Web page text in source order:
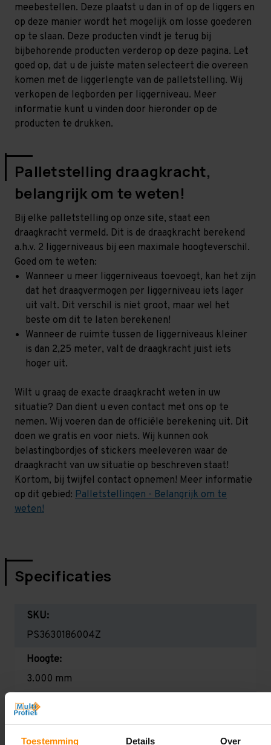
Toestemming Details Over
meebestellen. Deze plaatst u dan in of op de liggers en
op deze manier wordt het mogelijk om losse goederen
op te slaan. Deze producten vindt je terug bij
bijbehorende producten verderop op deze pagina. Let
goed op, dat u de juiste maten selecteert die overeen
komen met de liggerlengte van de palletstelling. Wij
verkopen de legborden per liggerniveau. Meer
informatie kunt u vinden door hieronder op de
producten te drukken.
Palletstelling draagkracht,
belangrijk om te weten!
Bij elke palletstelling op onze site, staat een
draagkracht vermeld. Dit is de draagkracht berekend
a.h.v. 2 liggerniveaus bij een maximale hoogteverschil.
Goed om te weten:
Wanneer u meer liggerniveaus toevoegt, kan het zijn
dat het draagvermogen per liggerniveau iets lager
uit valt. Dit verschil is niet groot, maar wel het
beste om dit te laten berekenen!
Wanneer de ruimte tussen de liggerniveaus kleiner
is dan 2,25 meter, valt de draagkracht juist iets
hoger uit.
Wilt u graag de exacte draagkracht weten in uw
situatie? Dan dient u even contact met ons op te
nemen. Wij voeren dan de officiële berekening uit. Dit
doen we gratis en voor niets. Wij kunnen ook
belastingbordjes of stickers meeleveren waar de
draagkracht van uw situatie op beschreven staat!
Kortom, bij twijfel contact opnemen! Meer informatie
op dit gebied: Palletstellingen - Belangrijk om te
weten!
Specificaties
SKU:
PS3630186004Z
Hoogte:
3.000 mm
Diepte:
1.100 mm